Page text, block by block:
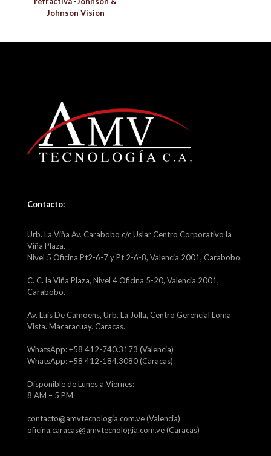
Johnson Vision
Contacto:
Urb. La Viña Av. Carabobo c/c Uslar Centro Corporativo la
Viña Plaza,
Nivel 5 Oficina Pt2-6-7 y Pt 2-6-8, Valencia 2001, Carabobo.
C. C. la Viña Plaza, Nivel 4 Oficina 5-20, Valencia 2001,
Carabobo.
Av. Luis De Camoens, Urb. La Jolla, Centro Gerencial Loma
Vista. Macaracuay. Caracas.
WhatsApp: +58 412-740.3173 (Valencia)
WhatsApp: +58 412-184.3080 (Caracas)
Disponible de Lunes a Viernes:
8 AM – 5 PM
contacto@amvtecnologia.com.ve (Valencia)
oficina.caracas@amvtecnologia.com.ve (Caracas)